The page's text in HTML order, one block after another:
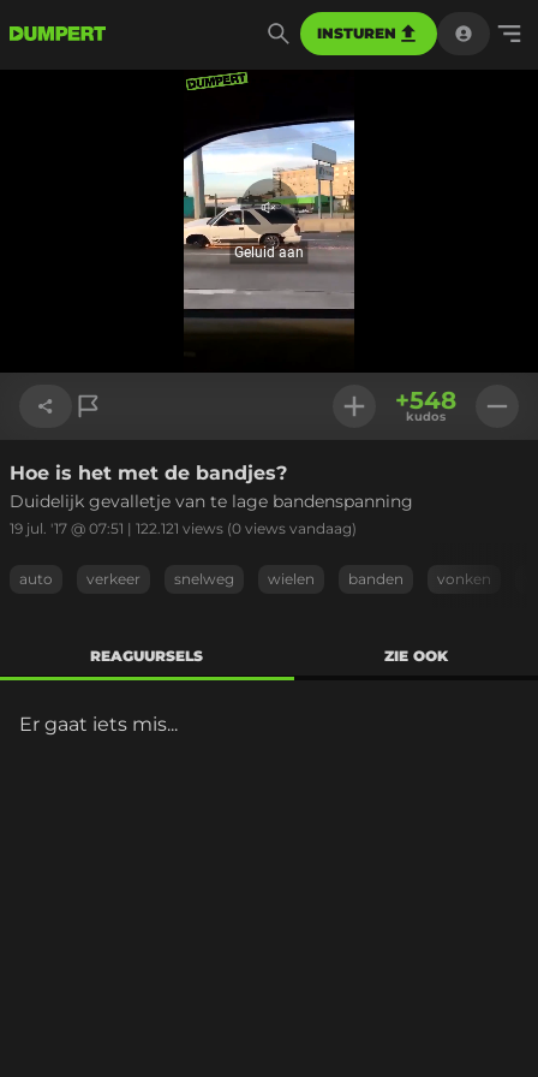
INSTUREN
Geluid
aan
Geluid aan
Geladen:
Link kopiëren
+548
kudos
Hoe is het met de bandjes?
Duidelijk gevalletje van te lage bandenspanning
19 jul. '17 @ 07:51 | 122.121 views (0 views vandaag)
auto verkeer snelweg wielen banden vonken
REAGUURSELS ZIE OOK
Er gaat iets mis...